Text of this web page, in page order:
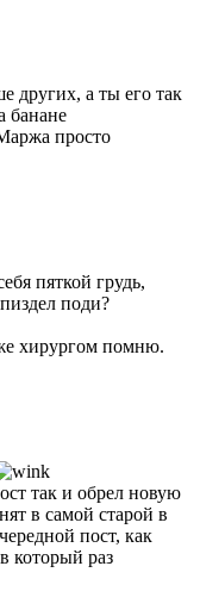
других, а ты его так
банане
просто
пяткой грудь,
поди?
хирургом помню.
так и обрел новую
в самой старой в
пост, как
который раз